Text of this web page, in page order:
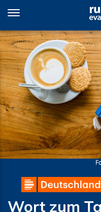
zum
Inhalt
Wort zum
Wort zum